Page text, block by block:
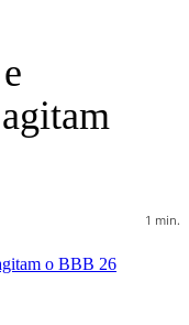
1 min.